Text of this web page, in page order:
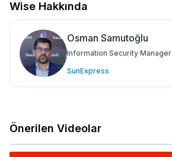
Wise Hakkında
Osman Samutoğlu
Information Security Manager
SunExpress
Önerilen Videolar